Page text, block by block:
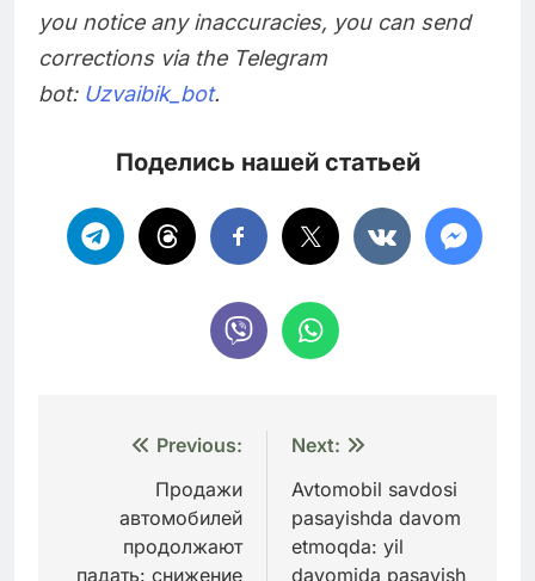
you notice any inaccuracies, you can send
corrections via the Telegram
bot: Uzvaibik_bot.
Поделись нашей статьей
Навигация
записям
Previous:
Продажи
автомобилей
продолжают
падать: снижение
Next:
Avtomobil savdosi
pasayishda davom
etmoqda: yil
davomida pasayish